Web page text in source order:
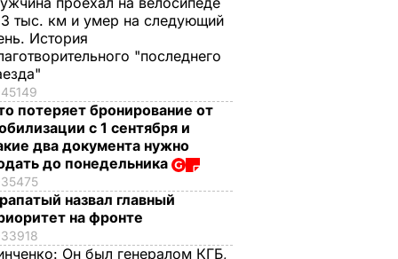
тыс. км и умер на следующий
История
"последнего
45149
потеряет бронирование от
с 1 сентября и
два документа нужно
до понедельника
35475
назвал главный
на фронте
33918
Он был генералом КГБ,